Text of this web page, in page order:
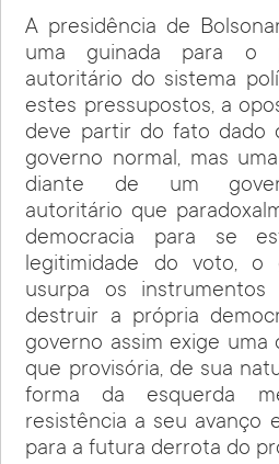
A presidência de
uma guinada para o
autoritário do sistema
estes pressupostos, a
deve partir do fato dado
governo normal, mas
diante de um
autoritário que
democracia para se
legitimidade do voto, o
usurpa os instrumentos
destruir a própria
governo assim exige uma
que provisória, de sua
forma da esquerda
resistência a seu avanço
para a futura derrota do